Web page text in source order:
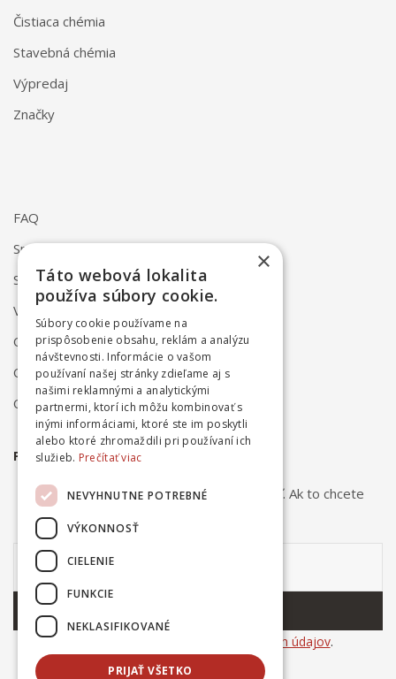
Čistiaca chémia
Stavebná chémia
Výpredaj
Značky
FAQ
Spôsob dodania
Spôsob platby
Vrátenie a reklamácia
Odstúpenie od zmluvy online
Obchodné podmienky
Ochrana osobných údajov
PRIHLÁSTE SA NA ODBER NOVINIEK
Odber noviniek môžete kedykoľvek zrušiť. Ak to chcete
spracovaním osobných údajov.
×
Táto webová lokalita
používa súbory cookie.
Súbory cookie používame na
prispôsobenie obsahu, reklám a analýzu
návštevnosti. Informácie o vašom
používaní našej stránky zdieľame aj s
našimi reklamnými a analytickými
partnermi, ktorí ich môžu kombinovať s
inými informáciami, ktoré ste im poskytli
alebo ktoré zhromaždili pri používaní ich
služieb. Prečítať viac
NEVYHNUTNE POTREBNÉ
VÝKONNOSŤ
CIELENIE
FUNKCIE
NEKLASIFIKOVANÉ
PRIJAŤ VŠETKO